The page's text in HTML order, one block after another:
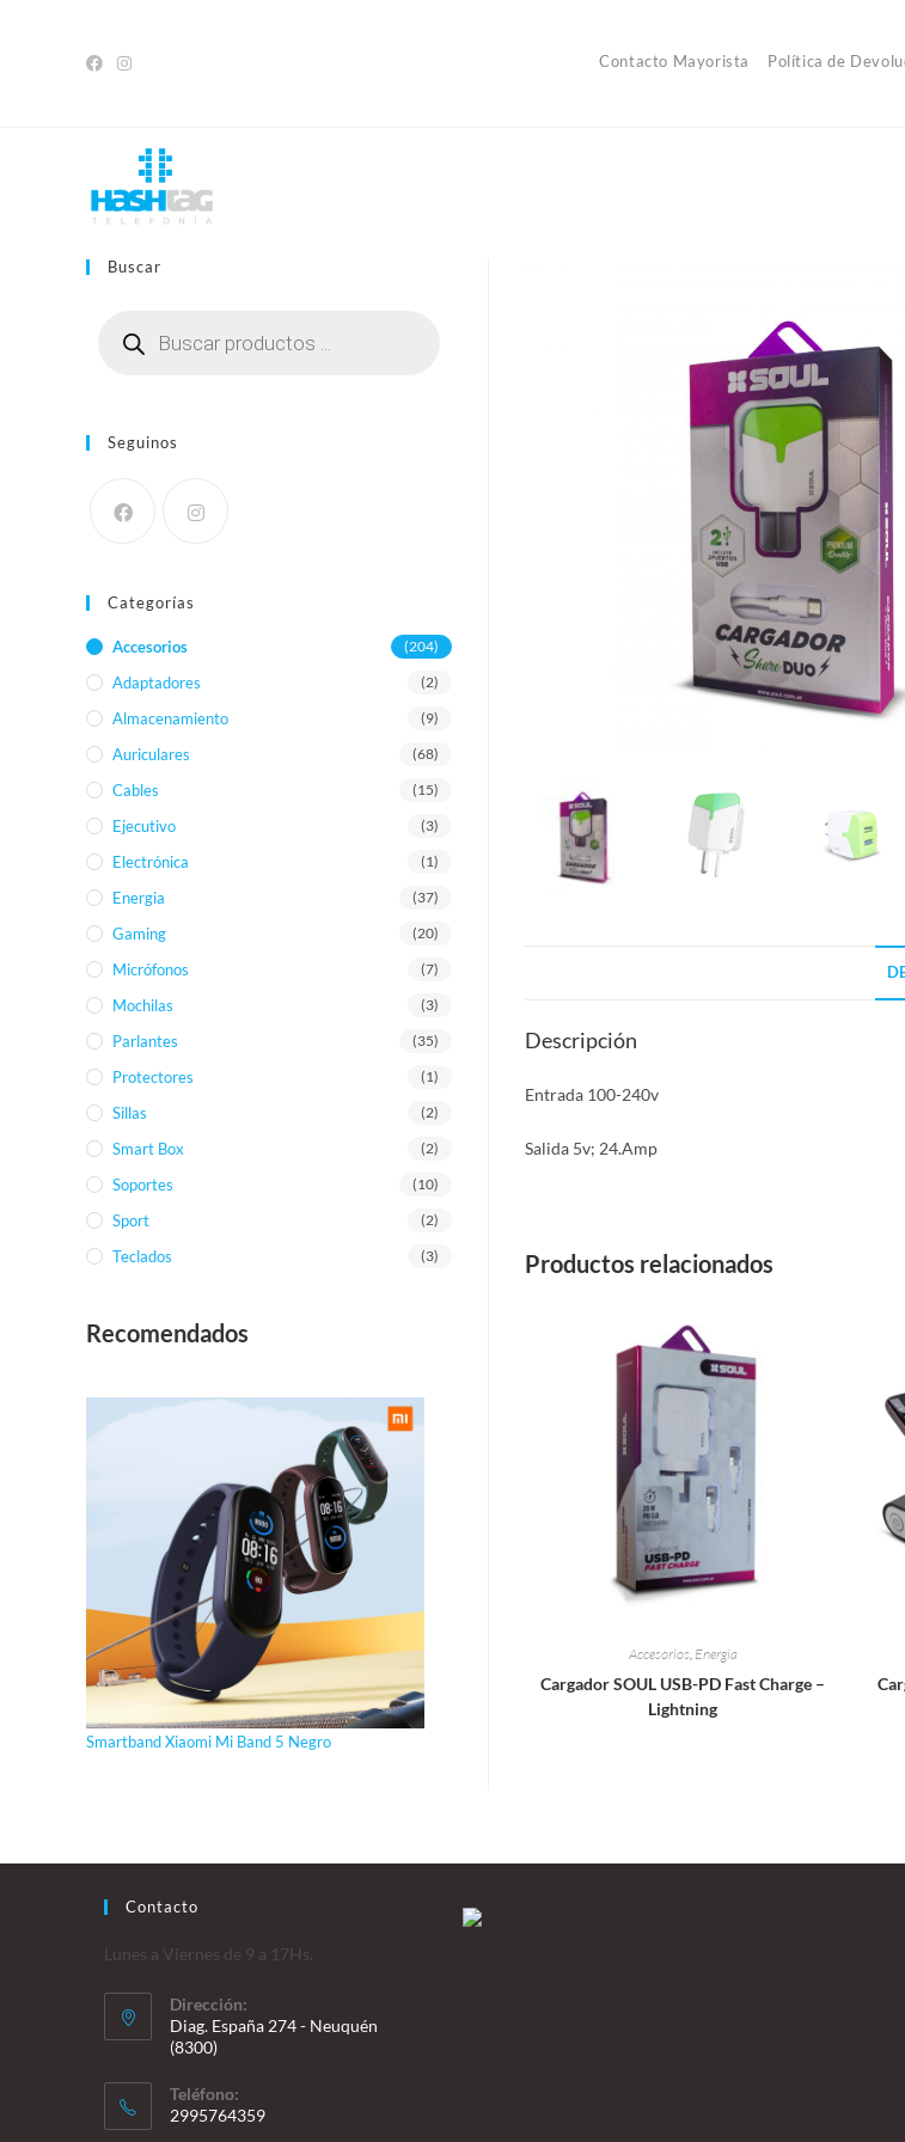
Contacto Mayorista Política de
Descripción
Entrada 100-240v
Salida 5v; 24.Amp
Productos relacionados
Accesorios Energia
Cargador SOUL USB-PD Fast Charge –
Lightning
Buscar
productos
Seguinos
Categorías
Accesorios (204)
Adaptadores (2)
Almacenamiento (9)
Auriculares (68)
Cables (15)
Ejecutivo (3)
Electrónica (1)
Energia (37)
Gaming (20)
Micrófonos (7)
Mochilas (3)
Parlantes (35)
Protectores (1)
Sillas (2)
Smart Box (2)
Soportes (10)
Sport (2)
Teclados (3)
Recomendados
Smartband Xiaomi Mi Band 5 Negro
Contacto
Lunes a Viernes de 9 a 17Hs.
Dirección:
Diag. España 274 - Neuquén
(8300)
Teléfono:
2995764359